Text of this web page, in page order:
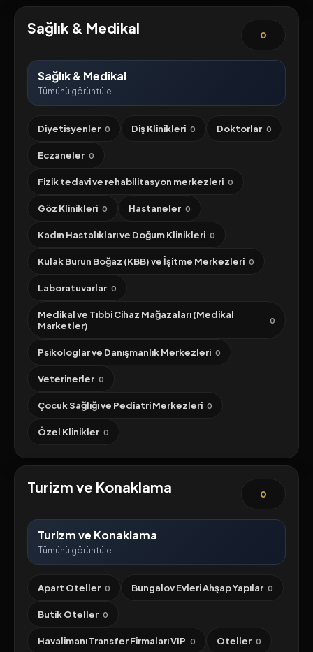
Sağlık & Medikal 0
Sağlık & Medikal
Tümünü görüntüle
Diyetisyenler 0 Diş Klinikleri 0 Doktorlar 0
Eczaneler 0
Fizik tedavi ve rehabilitasyon merkezleri 0
Göz Klinikleri 0 Hastaneler 0
Kadın Hastalıkları ve Doğum Klinikleri 0
Kulak Burun Boğaz (KBB) ve İşitme Merkezleri 0
Laboratuvarlar 0
Medikal ve Tıbbi Cihaz Mağazaları (Medikal
Marketler)
0
Psikologlar ve Danışmanlık Merkezleri 0
Veterinerler 0
Çocuk Sağlığı ve Pediatri Merkezleri 0
Özel Klinikler 0
Turizm ve Konaklama 0
Turizm ve Konaklama
Tümünü görüntüle
Apart Oteller 0 Bungalov Evleri Ahşap Yapılar 0
Butik Oteller 0
Havalimanı Transfer Firmaları VIP 0 Oteller 0